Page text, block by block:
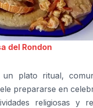
del Rondon
plato ritual,
prepararse en
religiosas y